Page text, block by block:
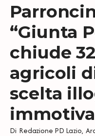
“Giunta
chiude
agricoli
scelta
Di Redazione PD Lazio,